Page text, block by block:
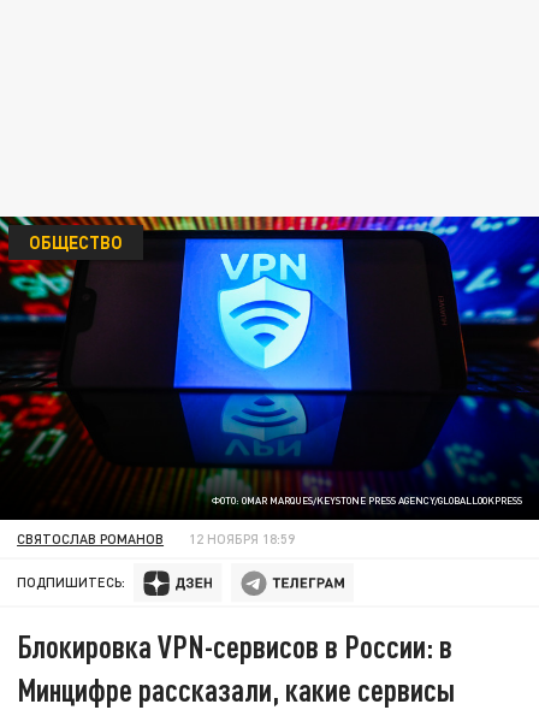
ФОТО: OMAR MARQUES/KEYSTONE PRESS AGENCY/GLOBALLOOKPRESS
ОБЩЕСТВО
СВЯТОСЛАВ РОМАНОВ 12 НОЯБРЯ 18:59
ПОДПИШИТЕСЬ:
Блокировка VPN-сервисов в России: в
Минцифре рассказали, какие сервисы